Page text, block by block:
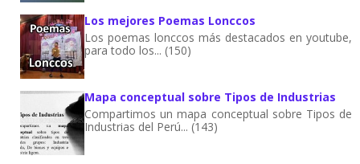
Los mejores Poemas Lonccos
Los poemas lonccos más destacados en youtube,
para todo los... (150)
Mapa conceptual sobre Tipos de Industrias
Compartimos un mapa conceptual sobre Tipos de
Industrias del Perú... (143)